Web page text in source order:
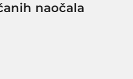
naočala